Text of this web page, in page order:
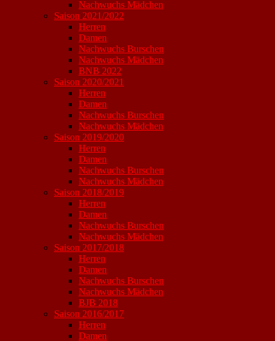
Nachwuchs Mädchen
Saison 2021/2022
Herren
Damen
Nachwuchs Burschen
Nachwuchs Mädchen
BNB 2022
Saison 2020/2021
Herren
Damen
Nachwuchs Burschen
Nachwuchs Mädchen
Saison 2019/2020
Herren
Damen
Nachwuchs Burschen
Nachwuchs Mädchen
Saison 2018/2019
Herren
Damen
Nachwuchs Burschen
Nachwuchs Mädchen
Saison 2017/2018
Herren
Damen
Nachwuchs Burschen
Nachwuchs Mädchen
BJB 2018
Saison 2016/2017
Herren
Damen